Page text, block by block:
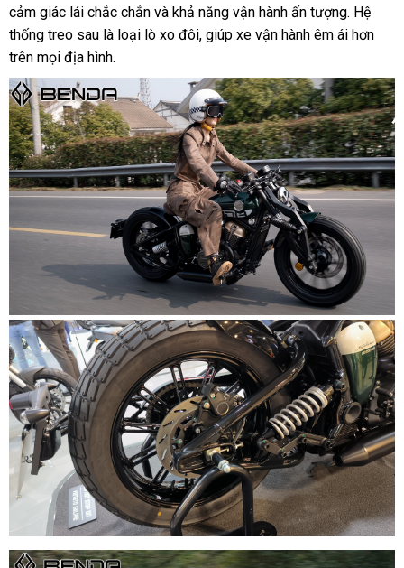
cảm giác lái chắc chắn và khả năng vận hành ấn tượng. Hệ
thống treo sau là loại lò xo đôi, giúp xe vận hành êm ái hơn
trên mọi địa hình.